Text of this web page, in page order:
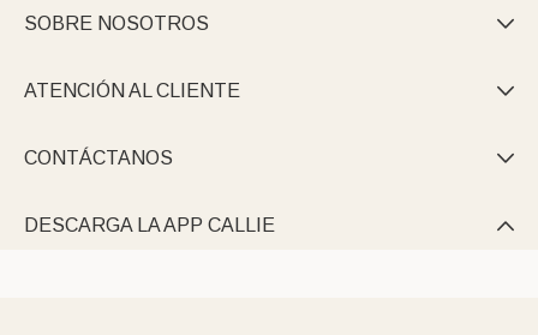
SOBRE NOSOTROS 
ATENCIÓN AL CLIENTE 
CONTÁCTANOS 
DESCARGA LA APP CALLIE 